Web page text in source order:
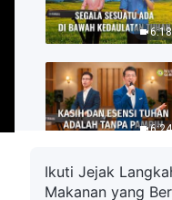
6:18
6:24
Ikuti Jejak
Makanan yang